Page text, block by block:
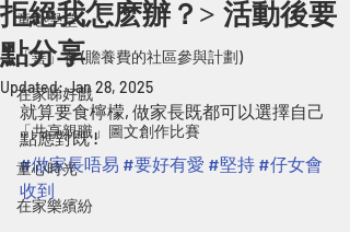
童心學堂
「善」養 (贍養費的社區參與計劃)
在家睇好戲
「共享親職」圖文創作比賽
童心時光
在家樂繽紛
拒絕我怎麽辦？> 活動後要
點分享
Updated:Jan 28, 2025
就算要食檸檬, 做家長既都可以選擇自己
點應對既 !
#做家長唔易 #要好有愛 #堅持 #仔女會
收到